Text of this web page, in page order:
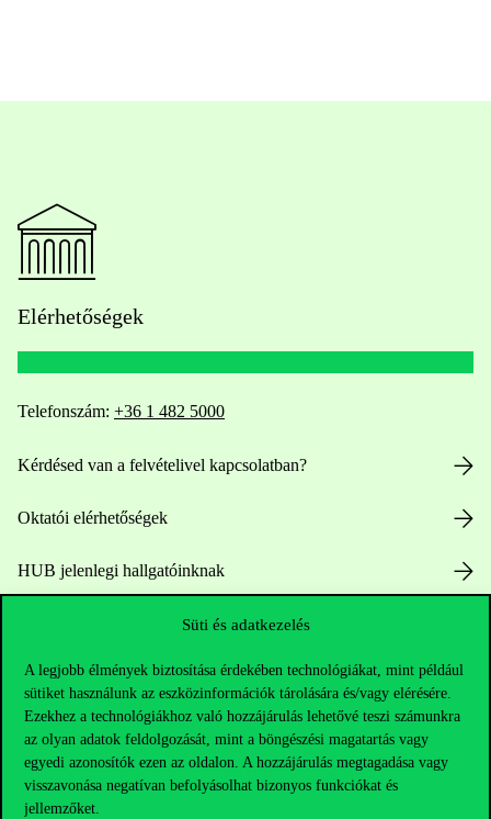
Süti és adatkezelés
A legjobb élmények biztosítása érdekében technológiákat, mint például
sütiket használunk az eszközinformációk tárolására és/vagy elérésére.
Ezekhez a technológiákhoz való hozzájárulás lehetővé teszi számunkra
az olyan adatok feldolgozását, mint a böngészési magatartás vagy
egyedi azonosítók ezen az oldalon. A hozzájárulás megtagadása vagy
visszavonása negatívan befolyásolhat bizonyos funkciókat és
jellemzőket.
Elérhetőségek
Telefonszám: +36 1 482 5000
Kérdésed van a felvételivel kapcsolatban?
Oktatói elérhetőségek
HUB jelenlegi hallgatóinknak
press@uni-corvinus.hu
Hasznos linkek